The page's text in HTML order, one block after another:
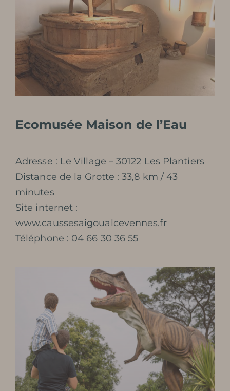
Ecomusée Maison de l’Eau
Adresse : Le Village – 30122 Les Plantiers
Distance de la Grotte : 33,8 km / 43
minutes
Site internet :
www.caussesaigoualcevennes.fr
Téléphone : 04 66 30 36 55